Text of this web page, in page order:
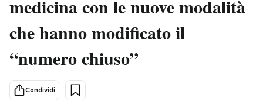
Tecnologia
Scienza
Sport
Storie/Idee
Media
medicina con le nuove modalità
che hanno modificato il
“numero chiuso”
Condividi